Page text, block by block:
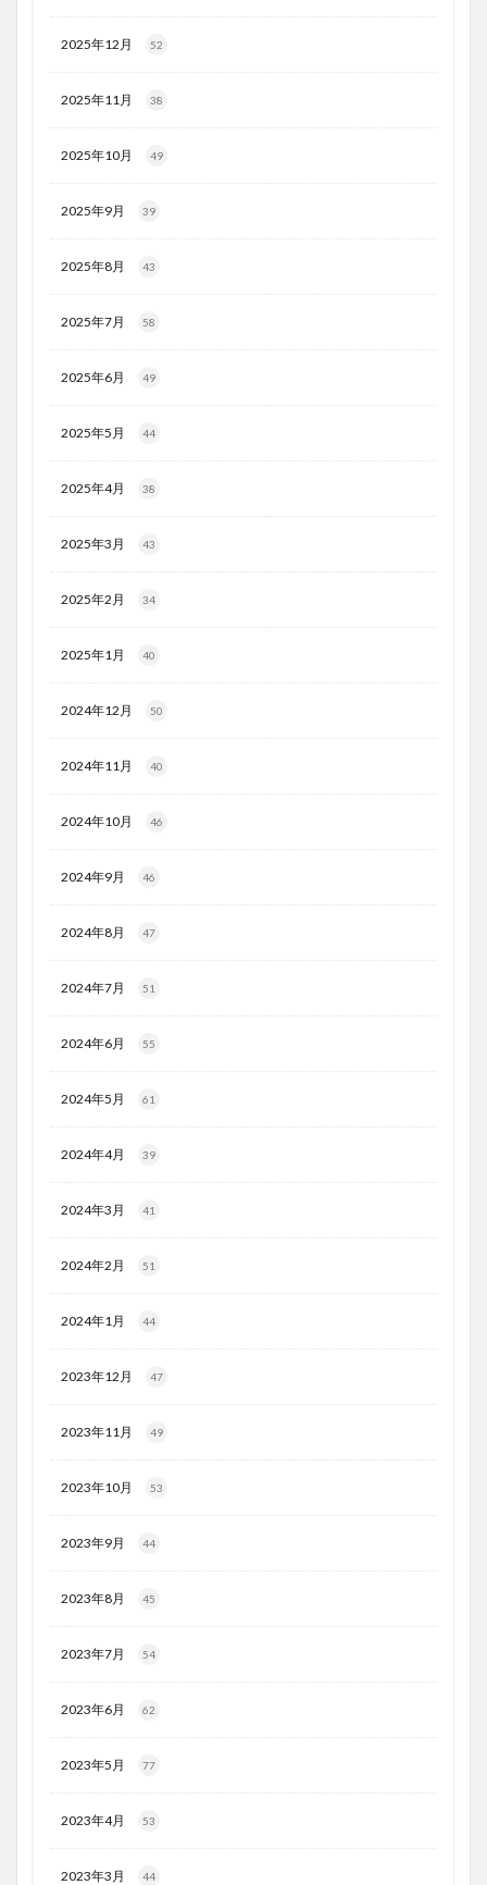
2025年12月 52
2025年11月 38
2025年10月 49
2025年9月 39
2025年8月 43
2025年7月 58
2025年6月 49
2025年5月 44
2025年4月 38
2025年3月 43
2025年2月 34
2025年1月 40
2024年12月 50
2024年11月 40
2024年10月 46
2024年9月 46
2024年8月 47
2024年7月 51
2024年6月 55
2024年5月 61
2024年4月 39
2024年3月 41
2024年2月 51
2024年1月 44
2023年12月 47
2023年11月 49
2023年10月 53
2023年9月 44
2023年8月 45
2023年7月 54
2023年6月 62
2023年5月 77
2023年4月 53
2023年3月 44